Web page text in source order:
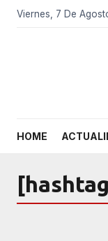
Viernes, 7 De
HOME